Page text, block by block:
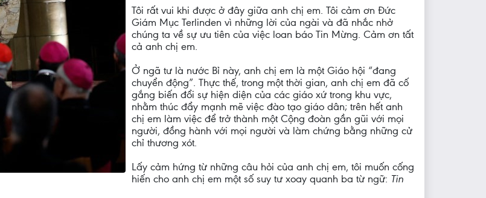
Tôi rất vui khi được ở đây giữa anh chị em. Tôi cảm ơn Đức
Giám Mục Terlinden vì những lời của ngài và đã nhắc nhở
chúng ta về sự ưu tiên của việc loan báo Tin Mừng. Cảm ơn tất
cả anh chị em.
Ở ngã tư là nước Bỉ này, anh chị em là một Giáo hội “đang
chuyển động”. Thực thế, trong một thời gian, anh chị em đã cố
gắng biến đổi sự hiện diện của các giáo xứ trong khu vực,
nhằm thúc đẩy mạnh mẽ việc đào tạo giáo dân; trên hết anh
chị em làm việc để trở thành một Cộng đoàn gần gũi với mọi
người, đồng hành với mọi người và làm chứng bằng những cử
chỉ thương xót.
Lấy cảm hứng từ những câu hỏi của anh chị em, tôi muốn cống
hiến cho anh chị em một số suy tư xoay quanh ba từ ngữ: Tin